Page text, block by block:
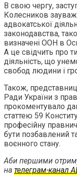
В свою чергу,
Колесников
адвокатської
законодавства,
визначені ООН в
А це свідчить про
діяльність, що
свобод людини і
Також,
Ради України з
прокоментувало
статтею 59
професійну
бути позбавлений
воєнного стану.
Аби першими
на телеграм-канал